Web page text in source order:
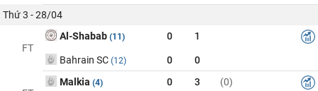
Thứ 3 - 28/04
FT
Al-Shabab (11) 0 1
Bahrain SC (12) 0 0
Malkia (4) 0 3 (0)